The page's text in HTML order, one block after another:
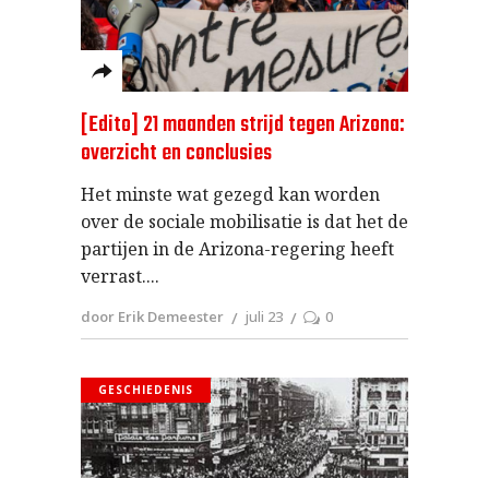
[Edito] 21 maanden strijd tegen Arizona:
overzicht en conclusies
Het minste wat gezegd kan worden
over de sociale mobilisatie is dat het de
partijen in de Arizona-regering heeft
verrast.
door Erik Demeester juli 23 0
GESCHIEDENIS